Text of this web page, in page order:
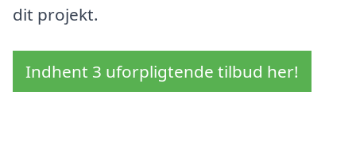
dit projekt.
Indhent 3 uforpligtende tilbud her!